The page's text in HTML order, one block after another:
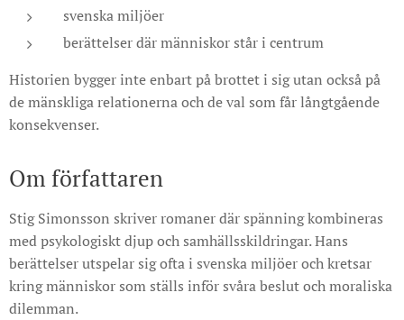
svenska miljöer
berättelser där människor står i centrum
Historien bygger inte enbart på brottet i sig utan också på
de mänskliga relationerna och de val som får långtgående
konsekvenser.
Om författaren
Stig Simonsson skriver romaner där spänning kombineras
med psykologiskt djup och samhällsskildringar. Hans
berättelser utspelar sig ofta i svenska miljöer och kretsar
kring människor som ställs inför svåra beslut och moraliska
dilemman.